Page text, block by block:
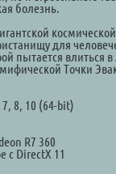
болезнь.
для
пытается влиться
Точки
8, 10 (64-bit)
R7 360
с DirectX 11